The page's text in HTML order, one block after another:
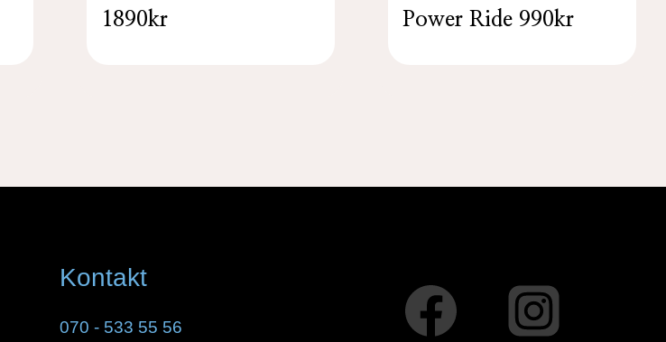
1890kr
Power Ride 990kr
Kontakt
070 - 533 55 56